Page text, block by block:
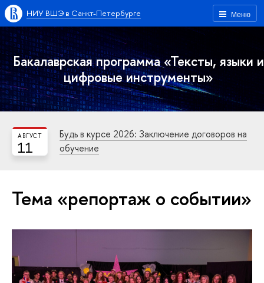
Меню
НИУ ВШЭ в Санкт-Петербурге
Бакалаврская программа «Тексты, языки и
цифровые инструменты»
11
АВГУСТ
Будь в курсе 2026: Заключение договоров на
обучение
Тема «репортаж о событии»